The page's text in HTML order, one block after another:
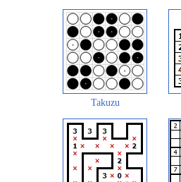
Takuzu